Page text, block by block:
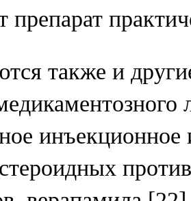
препарат
также и
инъекционное